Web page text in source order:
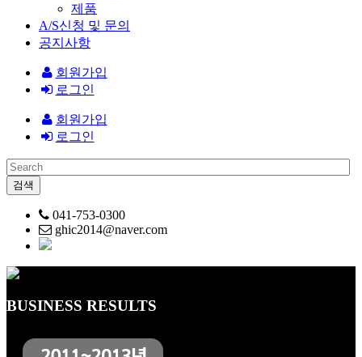
제품
A/S신청 및 문의
공지사항
회원가입
로그인
회원가입
로그인
041-753-0300
ghic2014@naver.com
BUSINESS RESULTS